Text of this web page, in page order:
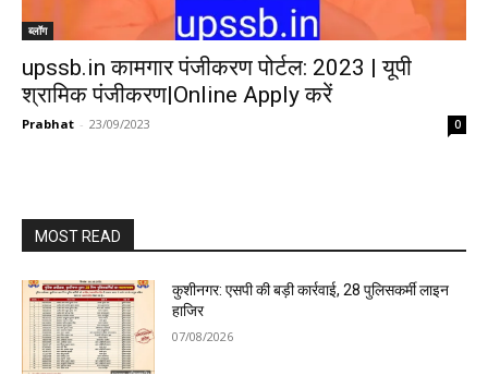
ब्लॉग
upssb.in कामगार पंजीकरण पोर्टल: 2023 | यूपी
श्रामिक पंजीकरण|Online Apply करें
Prabhat - 23/09/2023 0
MOST READ
कुशीनगर: एसपी की बड़ी कार्रवाई, 28 पुलिसकर्मी लाइन
हाजिर
07/08/2026